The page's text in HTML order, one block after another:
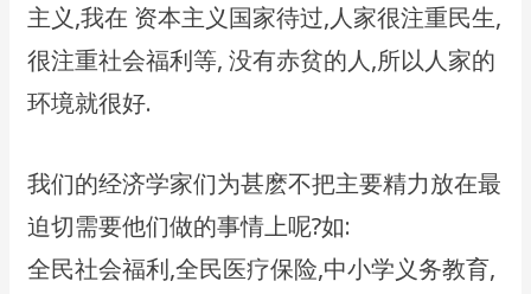
主义,我在 资本主义国家待过,人家很注重民生,
很注重社会福利等, 没有赤贫的人,所以人家的
环境就很好.
我们的经济学家们为甚麽不把主要精力放在最
迫切需要他们做的事情上呢?如:
全民社会福利,全民医疗保险,中小学义务教育,